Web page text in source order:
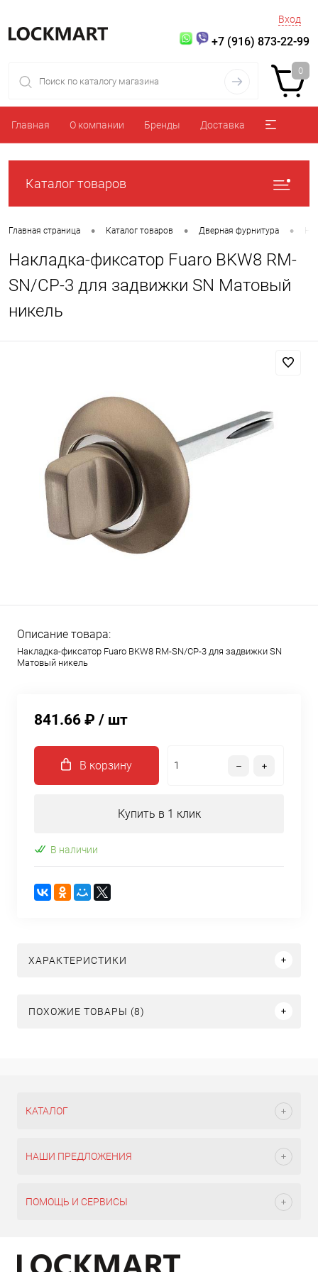
Вход
+7 (916) 873-22-99
0
Главная О компании Бренды Доставка
Каталог товаров
Главная страница • Каталог товаров • Дверная фурнитура •
Накладка-фиксатор Fuaro BKW8 RM-
SN/CP-3 для задвижки SN Матовый
никель
Описание товара:
Накладка-фиксатор Fuaro BKW8 RM-SN/CP-3 для задвижки SN
Матовый никель
841.66 ₽ / шт
В корзину
Купить в 1 клик
В наличии
ХАРАКТЕРИСТИКИ
ПОХОЖИЕ ТОВАРЫ (8)
КАТАЛОГ
НАШИ ПРЕДЛОЖЕНИЯ
ПОМОЩЬ И СЕРВИСЫ